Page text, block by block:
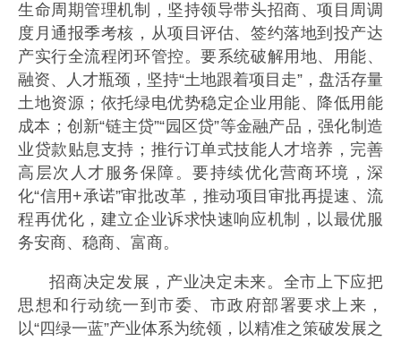
生命周期管理机制，坚持领导带头招商、项目周调
度月通报季考核，从项目评估、签约落地到投产达
产实行全流程闭环管控。要系统破解用地、用能、
融资、人才瓶颈，坚持“土地跟着项目走”，盘活存量
土地资源；依托绿电优势稳定企业用能、降低用能
成本；创新“链主贷”“园区贷”等金融产品，强化制造
业贷款贴息支持；推行订单式技能人才培养，完善
高层次人才服务保障。要持续优化营商环境，深
化“信用+承诺”审批改革，推动项目审批再提速、流
程再优化，建立企业诉求快速响应机制，以最优服
务安商、稳商、富商。
招商决定发展，产业决定未来。全市上下应把
思想和行动统一到市委、市政府部署要求上来，
以“四绿一蓝”产业体系为统领，以精准之策破发展之